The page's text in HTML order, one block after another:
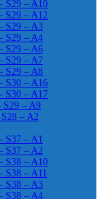
S29 – A10
S29 – A12
S29 – A3
S29 – A4
S29 – A6
S29 – A7
S29 – A8
S30 – A16
S30 – A17
S29 – A9
– A2
S37 – A1
S37 – A2
S38 – A10
S38 – A11
S38 – A3
S38 – A4